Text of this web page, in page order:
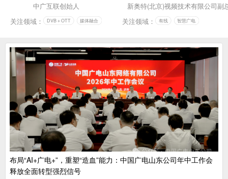
中广互联创始人
关注领域：
DVB＋OTT 媒体融合
新奥特(北京)视频技术有限公司副
关注领域：
有线 智慧广电
布局“AI+广电+”，重塑“造血”能力：中国广电山东公司年中工作会
释放全面转型强烈信号